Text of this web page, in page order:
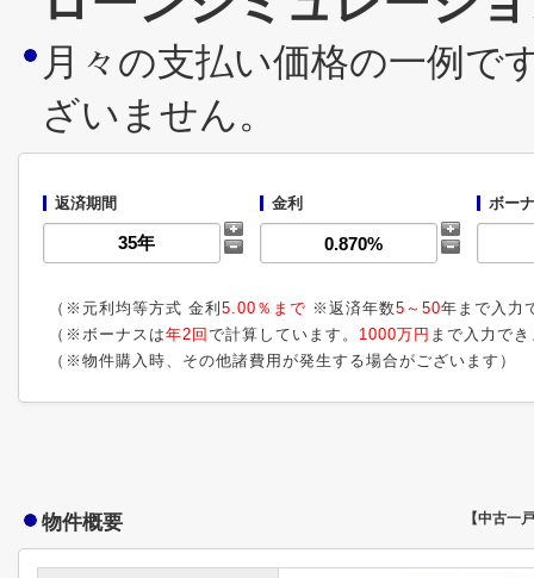
月々の支払い価格の一例で
ざいません。
返済期間 金利 ボー
（※元利均等方式 金利 5.00％まで ※返済年数5～50年まで入力
（※ボーナスは年2回 で計算しています。 1000万円 まで入力で
（※物件購入時、その他諸費用が発生する場合がございます）
物件概要 【中古一